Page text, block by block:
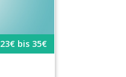
23€ bis 35€